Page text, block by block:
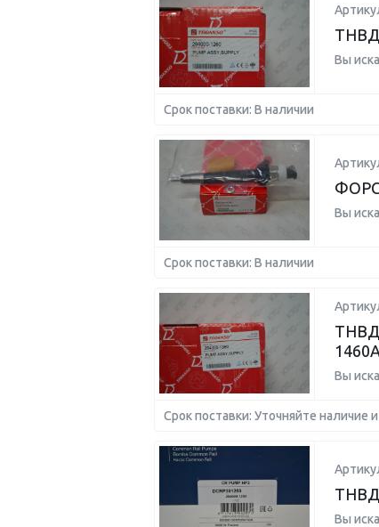
ТНВД
Вы
Срок поставки: В наличии
Вы
Срок поставки: В наличии
ТНВД
Вы
Срок поставки: Уточняйте наличие
ТНВД
Вы